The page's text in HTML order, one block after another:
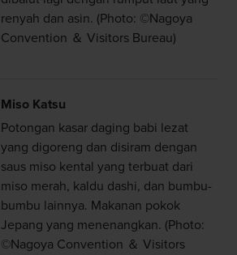
renyah dan asin. (Photo: ©Nagoya
Convention ＆ Visitors Bureau)
Miso Katsu
Potongan kasar daging babi lezat
yang digoreng dan disiram dengan
saus miso kental yang terbuat dari
miso merah, kaldu dashi, dan bumbu-
bumbu lainnya. Makanan pokok
Jepang yang menenangkan. (Photo:
©Nagoya Convention ＆ Visitors